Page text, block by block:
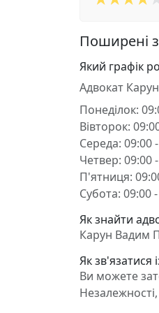
Поширені
Який графік
Адвокат
Понеділок:
Вівторок:
Середа: 09:00
Четвер: 09:00
П'ятниця:
Субота: 09:00
Як знайти
Карун Вадим
Як зв'язатися
Ви можете